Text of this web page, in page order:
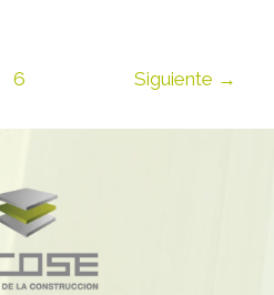
6 Siguiente →